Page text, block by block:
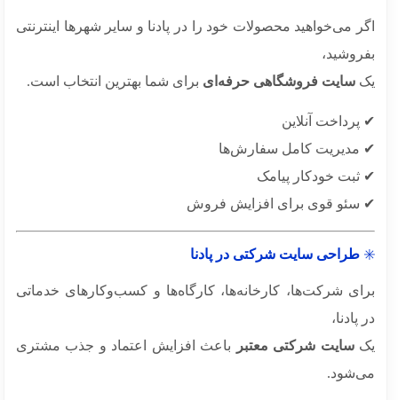
می‌خواهید محصولات خود را در پادنا و سایر شهرها اینترنتی
سایت فروشگاهی حرفه‌ایبرای شما بهترین انتخاب است.
آنلاین
کامل سفارش‌ها
خودکار پیامک
قوی برای افزایش فروش
طراحی سایت شرکتی در پادنا
شرکت‌ها، کارخانه‌ها، کارگاه‌ها و کسب‌وکارهای خدماتی
سایت شرکتی معتبر باعث افزایش اعتماد و جذب مشتری